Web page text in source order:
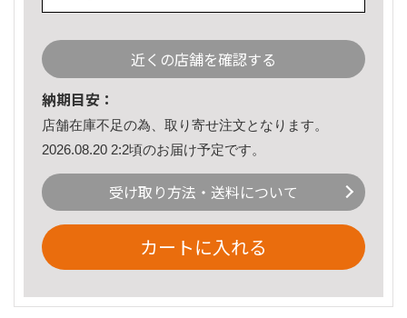
近くの店舗を確認する
納期目安：
店舗在庫不足の為、取り寄せ注文となります。
2026.08.20 2:2頃のお届け予定です。
受け取り方法・送料について
カートに入れる